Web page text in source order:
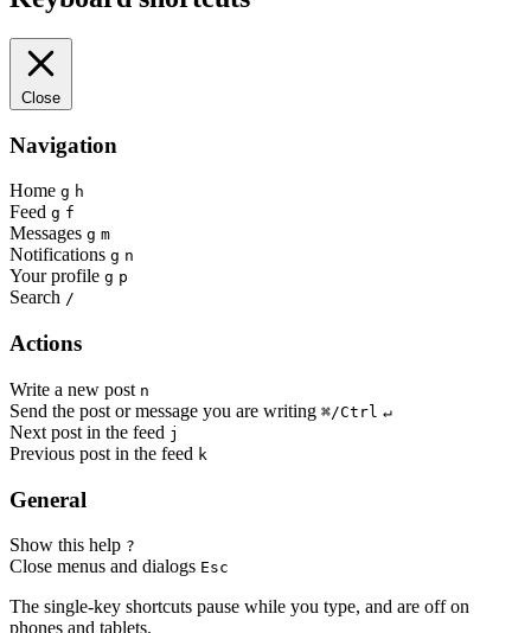
Close
Navigation
Home g h
Feed g f
Messages g m
Notifications g n
Your profile g p
Search /
Actions
Write a new post n
Send the post or message you are writing ⌘/Ctrl ↵
Next post in the feed j
Previous post in the feed k
General
Show this help ?
Close menus and dialogs Esc
The single-key shortcuts pause while you type, and are off on
phones and tablets.